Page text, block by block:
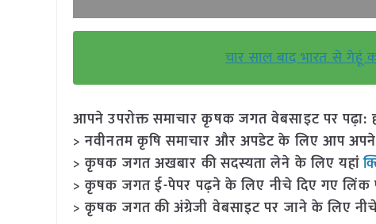
चार साल बाद भारत से गेहूं
आपने उपरोक्त समाचार कृषक जगत वेबसाइट पर
> नवीनतम कृषि समाचार और अपडेट के लिए आप
> कृषक जगत अखबार की सदस्यता लेने के लिए यहां
> कृषक जगत ई-पेपर पढ़ने के लिए नीचे दिए गए लिंक
> कृषक जगत की अंग्रेजी वेबसाइट पर जाने के लिए